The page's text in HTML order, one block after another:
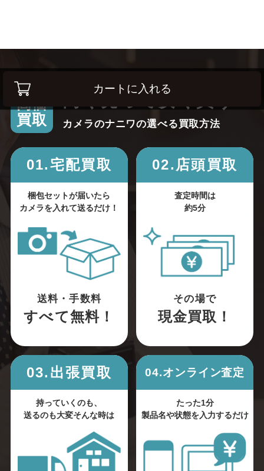
カートに入れる
高価
買取
カメラのナニワの選べる買取方法
01.宅配買取
梱包セットが届いたら
カメラを入れて送るだけ！
送料・手数料
すべて無料！
02.店頭買取
査定時間は
約5分
その場で
現金買取！
03.出張買取
持っていくのも、
送るのも大変そんな時は
04.オンライン査定
たった1分
製品名や状態を入力するだけ